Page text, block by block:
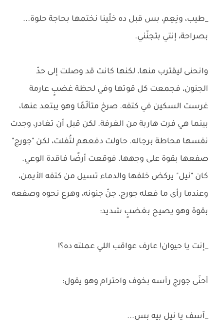
_طيب، ونِعِم، بس قبل ده خلّينا نختمها بحاجة حلوة...
بصراحة، إنتي بتجنّني.
وانحنى ليقترب منها، لكنها كانت قد وصلت إلى حدّ
الجنون، فجمعت كل قوتها وفي لحظة غضبٍ عارمة
غرست السكين في كتفه. صرخ متألّمًا وهو يبتعد عنها،
بينما هي فرت هاربة من الغرفة. لكن قبل أن تغادر، وجدت
نفسها محاطة برجاله. حاولت دفعهم لتُفلت، لكن "جورج"
صفعها بقوة على وجهها، فوقعت أرضًا فاقدة الوعي.
كان "نيل" يركض خلفها والدماء تسيل من كتفه الأيمن،
وعندما رأى ما فعله جورج، جنّ جنونه، وهرع نحوه وصفعه
بقوة وهو يصيح بغضبٍ شديد:
_إنت يا حيوان! عارف عواقب اللي عملته ده؟!
أحنَى جورج رأسه بخوف واحترام وهو يقول:
_آسف يا نيل بيه بس...